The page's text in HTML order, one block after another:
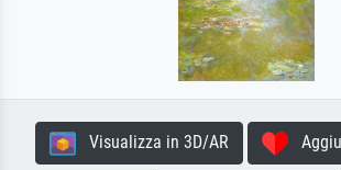
Visualizza in 3D/AR